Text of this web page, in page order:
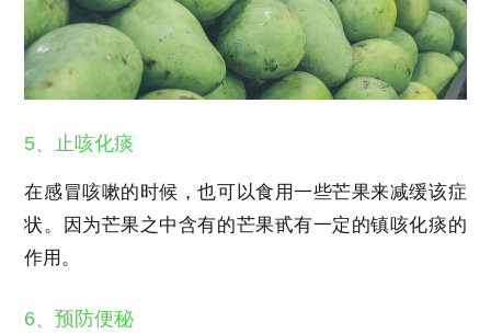
5、止咳化痰
在感冒咳嗽的时候，也可以食用一些芒果来减缓该症
状。因为芒果之中含有的芒果甙有一定的镇咳化痰的
作用。
6、预防便秘